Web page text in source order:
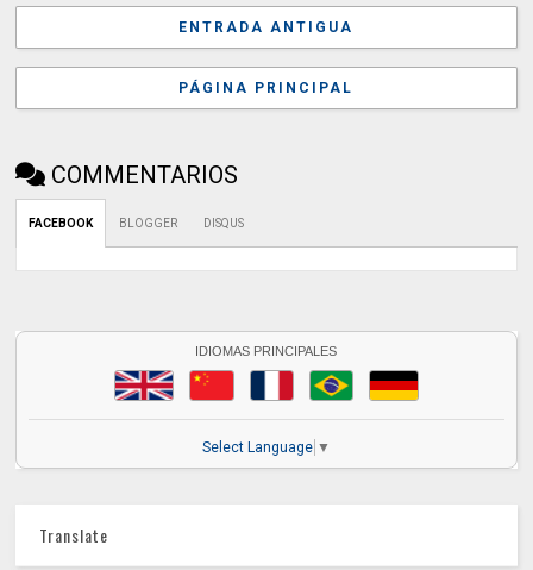
ENTRADA ANTIGUA
PÁGINA PRINCIPAL
COMMENTARIOS
FACEBOOK BLOGGER DISQUS
IDIOMAS PRINCIPALES
Select Language ▼
Translate